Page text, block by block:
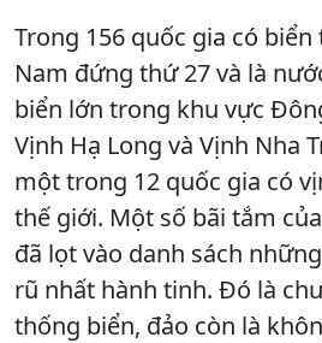
Trong 156 quốc gia có
Nam đứng thứ 27 và là
biển lớn trong khu vực
Vịnh Hạ Long và Vịnh Nha
một trong 12 quốc gia có
thế giới. Một số bãi tắm
đã lọt vào danh sách
rũ nhất hành tinh. Đó là
thống biển, đảo còn là